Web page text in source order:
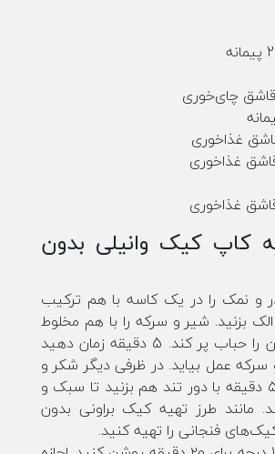
چای‌خوری
کاپ کیک وانیلی بدون
و نمک را در یک کاسه با هم ترکیب
الک بزنید. شیر و سرکه را با هم مخلوط
کنید تا سطح آن را حباب پر کند. 5 دقیقه زمان دهید
سرکه عمل بیاید. در ظرفی دیگر شکر و
کره را به مدت ۵ دقیقه با دور تند هم بزنید تا سبک و
مانند طرز تهیه کیک براونی بدون
فنجانی را تهیه کنید.